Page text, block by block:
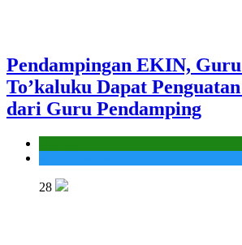
Pendampingan EKIN,
To’kaluku Dapat
dari Guru Pendamping
28